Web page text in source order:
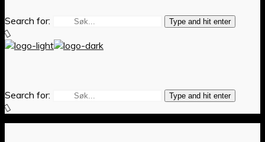
Search for: Type and hit enter
Search for: Type and hit enter